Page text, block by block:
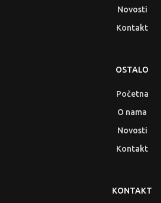
Novosti
Kontakt
OSTALO
Početna
O nama
Novosti
Kontakt
KONTAKT